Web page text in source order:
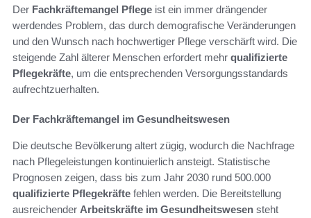
Der Fachkräftemangel Pflege ist ein immer drängender
werdendes Problem, das durch demografische Veränderungen
und den Wunsch nach hochwertiger Pflege verschärft wird. Die
steigende Zahl älterer Menschen erfordert mehr qualifizierte
Pflegekräfte, um die entsprechenden Versorgungsstandards
aufrechtzuerhalten.
Der Fachkräftemangel im Gesundheitswesen
Die deutsche Bevölkerung altert zügig, wodurch die Nachfrage
nach Pflegeleistungen kontinuierlich ansteigt. Statistische
Prognosen zeigen, dass bis zum Jahr 2030 rund 500.000
qualifizierte Pflegekräfte fehlen werden. Die Bereitstellung
ausreichender Arbeitskräfte im Gesundheitswesen steht